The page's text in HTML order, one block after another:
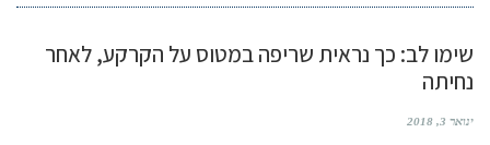
שימו לב: כך נראית שריפה במטוס על הקרקע, לאחר
נחיתה
ינואר 3, 2018